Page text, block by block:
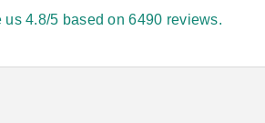
us 4.8/5 based on 6490 reviews.